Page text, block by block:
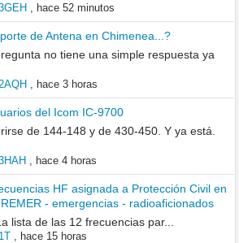
, hace 52 minutos
de Antena en Chimenea...?
no tiene una simple respuesta ya
, hace 3 horas
del Icom IC-9700
de 144-148 y de 430-450. Y ya está.
, hace 4 horas
HF asignada a Protección Civil en
- emergencias - radioaficionados
lista de las 12 frecuencias par...
, hace 15 horas